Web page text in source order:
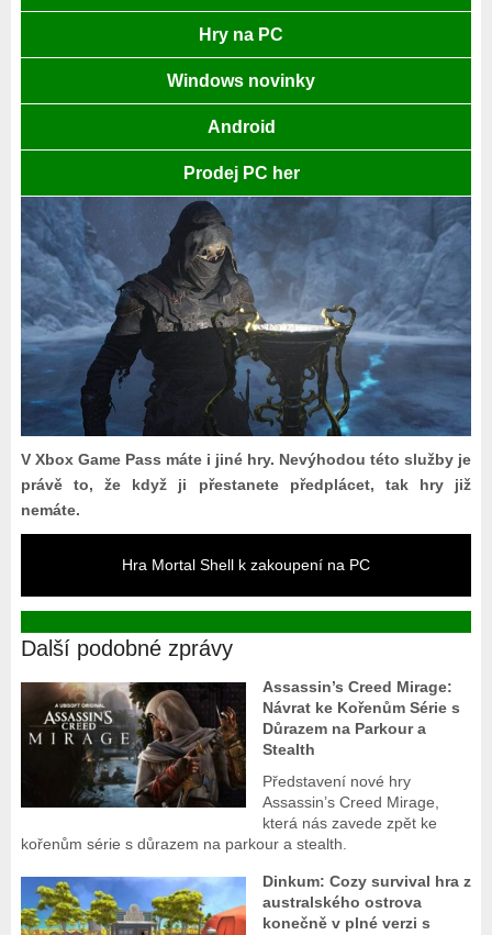
Hry na PC
Windows novinky
Android
Prodej PC her
V Xbox Game Pass máte i jiné hry. Nevýhodou této služby je
právě to, že když ji přestanete předplácet, tak hry již
nemáte.
Hra Mortal Shell k zakoupení na PC
Další podobné zprávy
Assassin’s Creed Mirage:
Návrat ke Kořenům Série s
Důrazem na Parkour a
Stealth
Představení nové hry
Assassin’s Creed Mirage,
která nás zavede zpět ke
kořenům série s důrazem na parkour a stealth.
Dinkum: Cozy survival hra z
australského ostrova
konečně v plné verzi s